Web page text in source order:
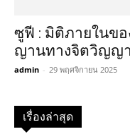
ซูฟี : มิติภายในข
ญานทางจิตวิญญ
admin - 29 พฤศจิกายน 2025
เรื่องล่าสุด